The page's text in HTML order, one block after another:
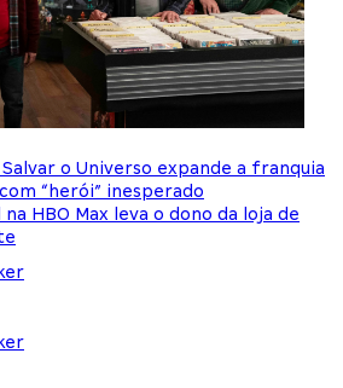
o Universo expande a franquia
“herói” inesperado
HBO Max leva o dono da loja de